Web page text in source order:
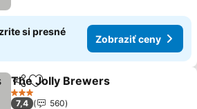
si presné
Zobraziť ceny
ZdieľaťPridať do obľúbených
The Jolly Brewers
3 Počet hviezdičiek
7,4
560